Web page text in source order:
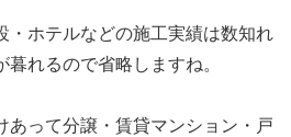
・ホテルなどの施工実績は数知れ
れるので省略しますね。
あって分譲・賃貸マンション・戸